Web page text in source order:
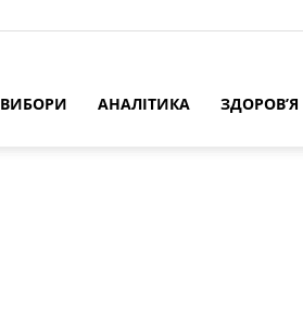
ВИБОРИ АНАЛІТИКА ЗДОРОВ’Я